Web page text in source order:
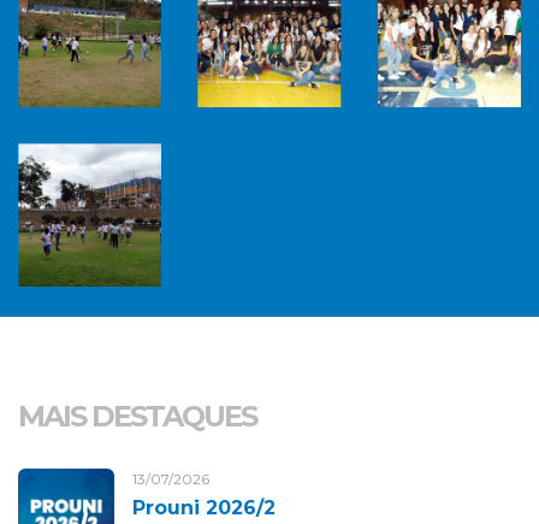
MAIS DESTAQUES
13/07/2026
Prouni 2026/2